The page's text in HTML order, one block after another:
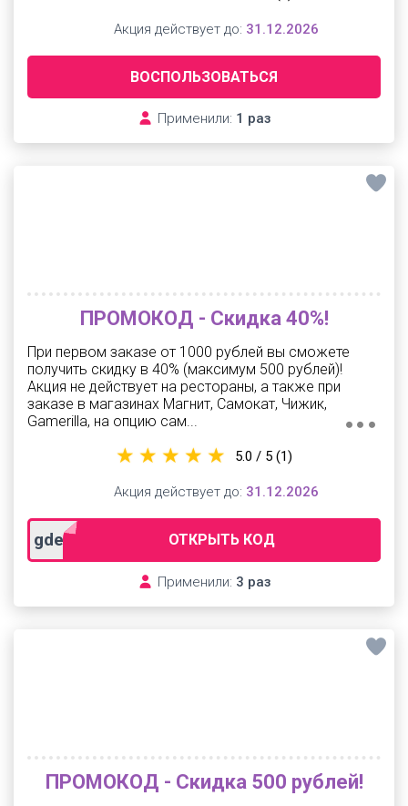
ВОСПОЛЬЗОВАТЬСЯ
Применили: 1 раз
Акция действует до: 31.12.2026
ПРОМОКОД - Скидка 40%!
При первом заказе от 1000 рублей вы сможете
получить скидку в 40% (максимум 500 рублей)!
Акция не действует на рестораны, а также при
заказе в магазинах Магнит, Самокат, Чижик,
Gamerilla, на опцию сам...
gde40 ОТКРЫТЬ КОД
Применили: 3 раз
5.0 / 5 (1)
Акция действует до: 31.12.2026
ПРОМОКОД - Скидка 500 рублей!